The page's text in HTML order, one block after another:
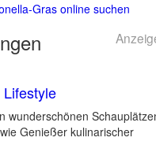
Gras online suchen
wunderschönen
Genießer kulinarischer